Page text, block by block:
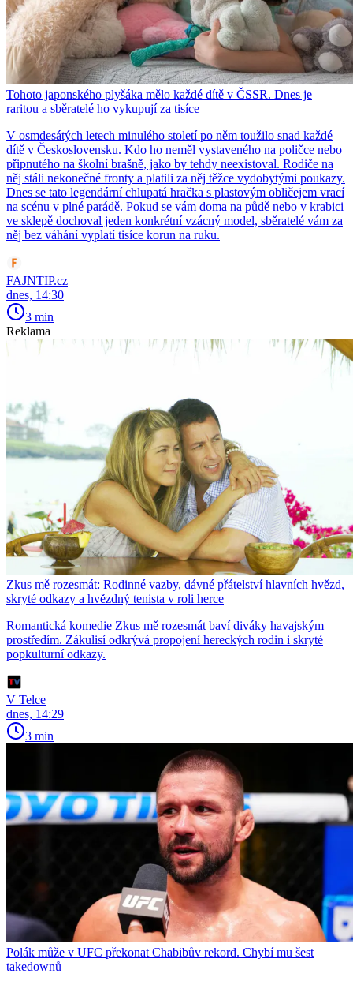
Tohoto japonského plyšáka mělo každé dítě v ČSSR. Dnes je
raritou a sběratelé ho vykupují za tisíce
V osmdesátých letech minulého století po něm toužilo snad každé
dítě v Československu. Kdo ho neměl vystaveného na poličce nebo
připnutého na školní brašně, jako by tehdy neexistoval. Rodiče na
něj stáli nekonečné fronty a platili za něj těžce vydobytými poukazy.
Dnes se tato legendární chlupatá hračka s plastovým obličejem vrací
na scénu v plné parádě. Pokud se vám doma na půdě nebo v krabici
ve sklepě dochoval jeden konkrétní vzácný model, sběratelé vám za
něj bez váhání vyplatí tisíce korun na ruku.
FAJNTIP.cz
dnes, 14:30
3 min
Reklama
Zkus mě rozesmát: Rodinné vazby, dávné přátelství hlavních hvězd,
skryté odkazy a hvězdný tenista v roli herce
Romantická komedie Zkus mě rozesmát baví diváky havajským
prostředím. Zákulisí odkrývá propojení hereckých rodin i skryté
popkulturní odkazy.
V Telce
dnes, 14:29
3 min
Polák může v UFC překonat Chabibův rekord. Chybí mu šest
takedownů